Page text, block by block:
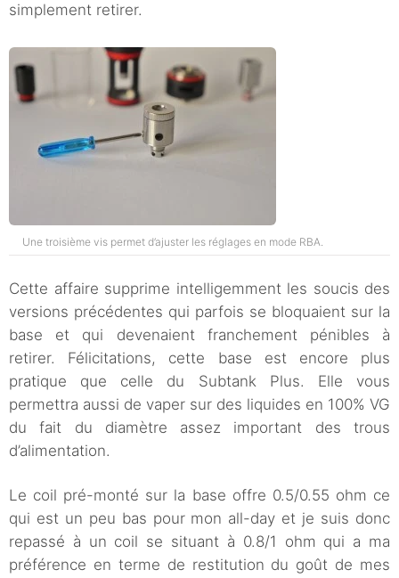
simplement retirer.
Une troisième vis permet d’ajuster les réglages en mode RBA.
Cette affaire supprime intelligemment les soucis des
versions précédentes qui parfois se bloquaient sur la
base et qui devenaient franchement pénibles à
retirer. Félicitations, cette base est encore plus
pratique que celle du Subtank Plus. Elle vous
permettra aussi de vaper sur des liquides en 100% VG
du fait du diamètre assez important des trous
d’alimentation.
Le coil pré-monté sur la base offre 0.5/0.55 ohm ce
qui est un peu bas pour mon all-day et je suis donc
repassé à un coil se situant à 0.8/1 ohm qui a ma
préférence en terme de restitution du goût de mes